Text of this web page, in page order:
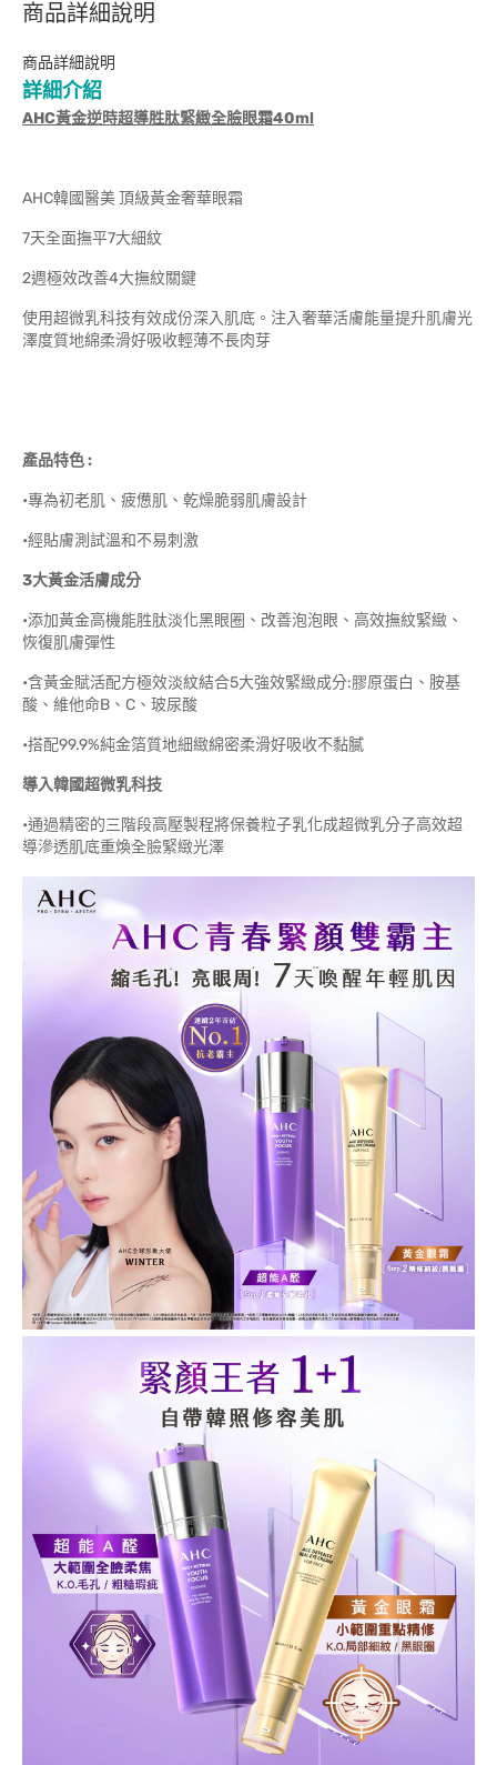
商品詳細說明
商品詳細說明
詳細介紹
AHC黃金逆時超導胜肽緊緻全臉眼霜40ml
AHC韓國醫美 頂級黃金奢華眼霜
7天全面撫平7大細紋
2週極效改善4大撫紋關鍵
使用超微乳科技有效成份深入肌底。注入奢華活膚能量提升肌膚光
澤度質地綿柔滑好吸收輕薄不長肉芽
產品特色 :
•專為初老肌、疲憊肌、乾燥脆弱肌膚設計
•經貼膚測試溫和不易刺激
3大黃金活膚成分
•添加黃金高機能胜肽淡化黑眼圈、改善泡泡眼、高效撫紋緊緻、
恢復肌膚彈性
•含黃金賦活配方極效淡紋結合5大強效緊緻成分:膠原蛋白、胺基
酸、維他命B、C、玻尿酸
•搭配99.9%純金箔質地細緻綿密柔滑好吸收不黏膩
導入韓國超微乳科技
•通過精密的三階段高壓製程將保養粒子乳化成超微乳分子高效超
導滲透肌底重煥全臉緊緻光澤